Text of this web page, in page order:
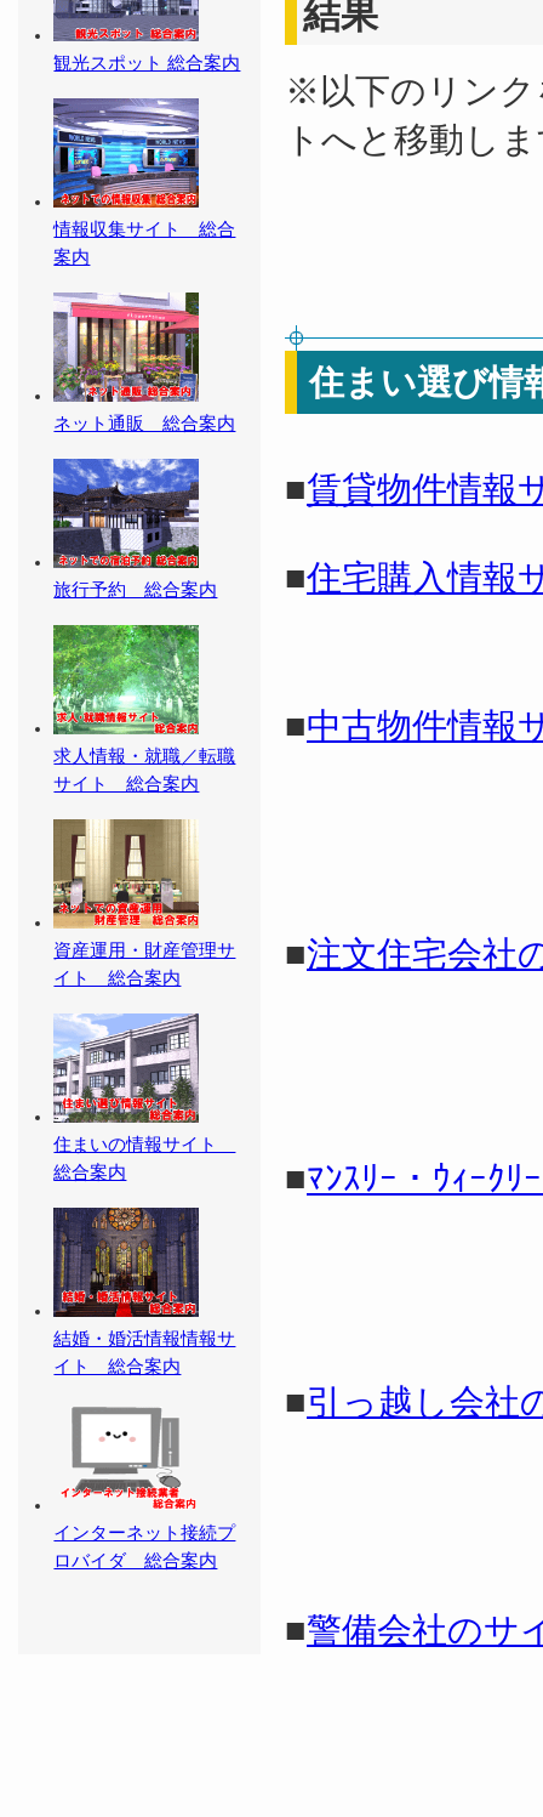
結果
※以下のリンク
トへと移動し
住まい選び情
■賃貸物件情報
■住宅購入情報
■中古物件情報
■注文住宅会社
■ﾏﾝｽﾘｰ・ｳｨｰｸﾘ
■引っ越し会社
■警備会社のサ
観光スポット 総合案内
情報収集サイト 総合
案内
ネット通販 総合案内
旅行予約 総合案内
求人情報・就職／転職
サイト 総合案内
資産運用・財産管理サ
イト 総合案内
住まいの情報サイト
総合案内
結婚・婚活情報情報サ
イト 総合案内
インターネット接続プ
ロバイダ 総合案内